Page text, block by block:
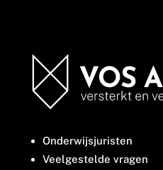
Onderwijsjuristen
Veelgestelde vragen